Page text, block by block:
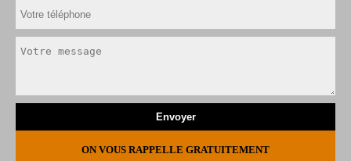
ON VOUS RAPPELLE GRATUITEMENT